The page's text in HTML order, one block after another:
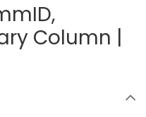
Column |